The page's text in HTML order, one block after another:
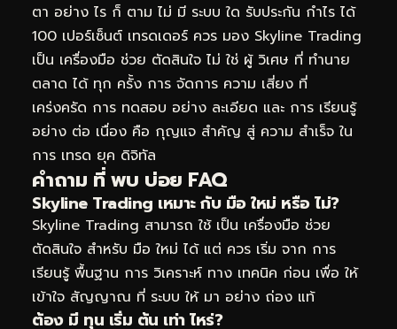
ตา อย่าง ไร ก็ ตาม ไม่ มี ระบบ ใด รับประกัน กำไร ได้
100 เปอร์เซ็นต์ เทรดเดอร์ ควร มอง Skyline Trading
เป็น เครื่องมือ ช่วย ตัดสินใจ ไม่ ใช่ ผู้ วิเศษ ที่ ทำนาย
ตลาด ได้ ทุก ครั้ง การ จัดการ ความ เสี่ยง ที่
เคร่งครัด การ ทดสอบ อย่าง ละเอียด และ การ เรียนรู้
อย่าง ต่อ เนื่อง คือ กุญแจ สำคัญ สู่ ความ สำเร็จ ใน
การ เทรด ยุค ดิจิทัล
คำถาม ที่ พบ บ่อย FAQ
Skyline Trading เหมาะ กับ มือ ใหม่ หรือ ไม่?
Skyline Trading สามารถ ใช้ เป็น เครื่องมือ ช่วย
ตัดสินใจ สำหรับ มือ ใหม่ ได้ แต่ ควร เริ่ม จาก การ
เรียนรู้ พื้นฐาน การ วิเคราะห์ ทาง เทคนิค ก่อน เพื่อ ให้
เข้าใจ สัญญาณ ที่ ระบบ ให้ มา อย่าง ถ่อง แท้
ต้อง มี ทุน เริ่ม ต้น เท่า ไหร่?